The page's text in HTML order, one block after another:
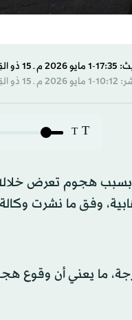
1447 هـ
ـ 15 ذو القِعدة 1447 هـ
T
T
في القتل بسبب هجوم تعرض
وفق ما نشرت
ما يعني أن وقوع